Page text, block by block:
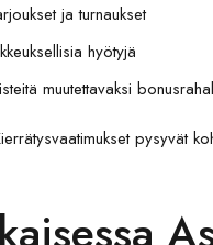
ja turnaukset
hyötyjä
muutettavaksi
pysyvät